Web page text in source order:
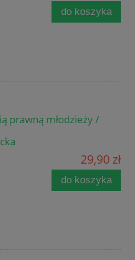
do koszyka
prawną młodzieży /
29,90 zł
do koszyka